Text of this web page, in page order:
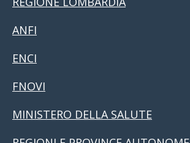
ANFI
ENCI
FNOVI
MINISTERO DELLA SALUTE